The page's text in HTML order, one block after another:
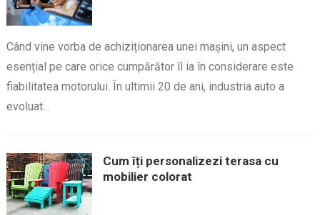
Când vine vorba de achiziționarea unei mașini, un aspect
esențial pe care orice cumpărător îl ia în considerare este
fiabilitatea motorului. În ultimii 20 de ani, industria auto a
evoluat…
Cum îți personalizezi terasa cu
mobilier colorat